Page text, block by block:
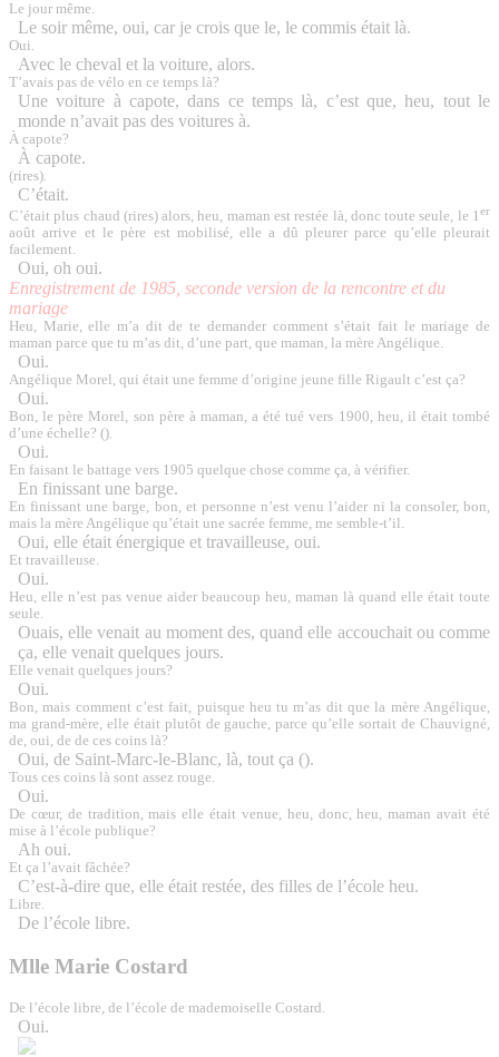
Le jour même.
Le soir même, oui, car je crois que le, le commis était là.
Oui.
Avec le cheval et la voiture, alors.
T’avais pas de vélo en ce temps là?
Une voiture à capote, dans ce temps là, c’est que, heu, tout le
monde n’avait pas des voitures à.
À capote?
À capote.
(rires).
C’était.
C’était plus chaud (rires) alors, heu, maman est restée là, donc toute seule, le 1er
août arrive et le père est mobilisé, elle a dû pleurer parce qu’elle pleurait
facilement.
Oui, oh oui.
Enregistrement de 1985, seconde version de la rencontre et du
mariage
Heu, Marie, elle m’a dit de te demander comment s’était fait le mariage de
maman parce que tu m’as dit, d’une part, que maman, la mère Angélique.
Oui.
Angélique Morel, qui était une femme d’origine jeune fille Rigault c’est ça?
Oui.
Bon, le père Morel, son père à maman, a été tuévers 1900, heu, il était tombé
d’une échelle? ().
Oui.
En faisant le battage vers 1905 quelque chose comme ça, à vérifier.
En finissant une barge.
En finissant une barge, bon, et personne n’est venu l’aider ni la consoler, bon,
mais la mère Angélique qu’était une sacrée femme, me semble-t’il.
Oui, elle était énergique et travailleuse, oui.
Et travailleuse.
Oui.
Heu, elle n’est pas venue aider beaucoup heu, maman là quand elle était toute
seule.
Ouais, elle venait au moment des, quand elle accouchait ou comme
ça, elle venait quelques jours.
Elle venait quelques jours?
Oui.
Bon, mais comment c’est fait, puisque heu tu m’as dit que la mère Angélique,
ma grand-mère, elle était plutôt de gauche, parce qu’elle sortait de Chauvigné,
de, oui, de de ces coins là?
Oui, de Saint-Marc-le-Blanc, là, tout ça ().
Tous ces coins là sont assez rouge.
Oui.
De cœur, de tradition, mais elle était venue, heu, donc, heu, maman avait été
mise à l’école publique?
Ah oui.
Et ça l’avait fâchée?
C’est-à-dire que, elle était restée, des filles de l’école heu.
Libre.
De l’école libre.
Mlle Marie Costard
De l’école libre, de l’école de mademoiselle Costard.
Oui.